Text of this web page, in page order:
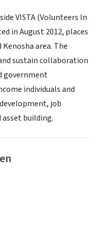
VISTA (Volunteers In
in August 2012, places
area. The
sustain collaboration
government
individuals and
job
building.